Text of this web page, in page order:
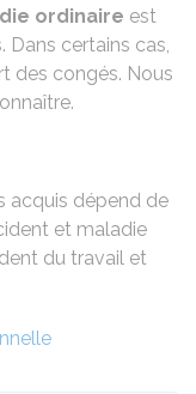
ordinaire est
Dans certains cas,
des congés. Nous
acquis dépend de
et maladie
du travail et